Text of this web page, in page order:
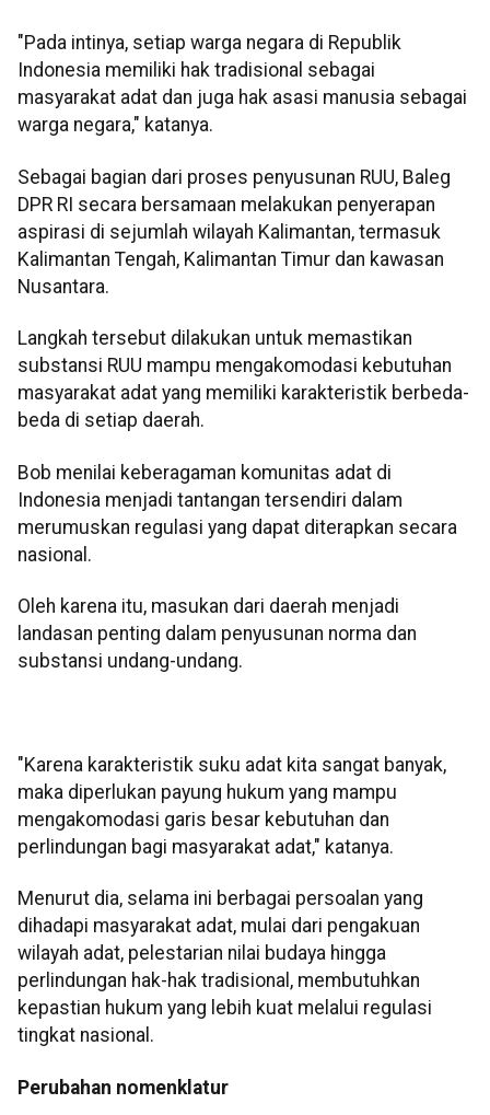
"Pada intinya, setiap warga negara di Republik
Indonesia memiliki hak tradisional sebagai
masyarakat adat dan juga hak asasi manusia sebagai
warga negara," katanya.
Sebagai bagian dari proses penyusunan RUU, Baleg
DPR RI secara bersamaan melakukan penyerapan
aspirasi di sejumlah wilayah Kalimantan, termasuk
Kalimantan Tengah, Kalimantan Timur dan kawasan
Nusantara.
Langkah tersebut dilakukan untuk memastikan
substansi RUU mampu mengakomodasi kebutuhan
masyarakat adat yang memiliki karakteristik berbeda-
beda di setiap daerah.
Bob menilai keberagaman komunitas adat di
Indonesia menjadi tantangan tersendiri dalam
merumuskan regulasi yang dapat diterapkan secara
nasional.
Oleh karena itu, masukan dari daerah menjadi
landasan penting dalam penyusunan norma dan
substansi undang-undang.
"Karena karakteristik suku adat kita sangat banyak,
maka diperlukan payung hukum yang mampu
mengakomodasi garis besar kebutuhan dan
perlindungan bagi masyarakat adat," katanya.
Menurut dia, selama ini berbagai persoalan yang
dihadapi masyarakat adat, mulai dari pengakuan
wilayah adat, pelestarian nilai budaya hingga
perlindungan hak-hak tradisional, membutuhkan
kepastian hukum yang lebih kuat melalui regulasi
tingkat nasional.
Perubahan nomenklatur